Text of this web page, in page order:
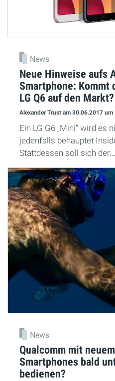
News
Neue Hinweise aufs
Smartphone: Kommt
LG Q6 auf den Markt?
Alexander Trust am 30.06.2017 um
Ein LG G6 „Mini“ wird es
jedenfalls behauptet
Stattdessen soll sich der...
News
Qualcomm mit
Smartphones bald
bedienen?